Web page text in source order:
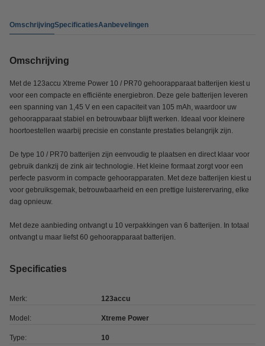
OmschrijvingSpecificatiesAanbevelingen
Omschrijving
Met de 123accu Xtreme Power 10 / PR70 gehoorapparaat batterijen kiest u
voor een compacte en efficiënte energiebron. Deze gele batterijen leveren
een spanning van 1,45 V en een capaciteit van 105 mAh, waardoor uw
gehoorapparaat stabiel en betrouwbaar blijft werken. Ideaal voor kleinere
hoortoestellen waarbij precisie en constante prestaties belangrijk zijn.
De type 10 / PR70 batterijen zijn eenvoudig te plaatsen en direct klaar voor
gebruik dankzij de zink air technologie. Het kleine formaat zorgt voor een
perfecte pasvorm in compacte gehoorapparaten. Met deze batterijen kiest u
voor gebruiksgemak, betrouwbaarheid en een prettige luisterervaring, elke
dag opnieuw.
Met deze aanbieding ontvangt u 10 verpakkingen van 6 batterijen. In totaal
ontvangt u maar liefst 60 gehoorapparaat batterijen.
Specificaties
Merk: 123accu
Model: Xtreme Power
Type: 10